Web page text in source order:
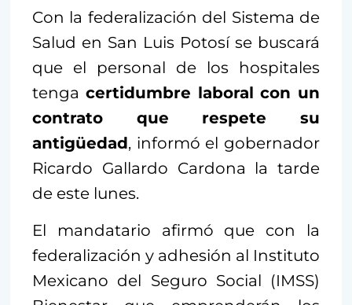
Con la federalización del Sistema de
Salud en San Luis Potosí se buscará
que el personal de los hospitales
tenga certidumbre laboral con un
contrato que respete su
antigüedad, informó el gobernador
Ricardo Gallardo Cardona la tarde
de este lunes.
El mandatario afirmó que con la
federalización y adhesión al Instituto
Mexicano del Seguro Social (IMSS)